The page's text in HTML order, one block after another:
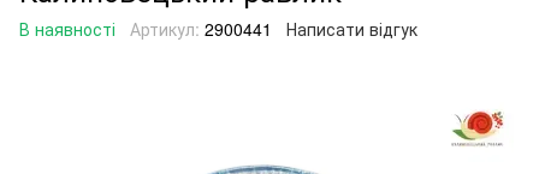
В наявності Артикул: 2900441 Написати відгук